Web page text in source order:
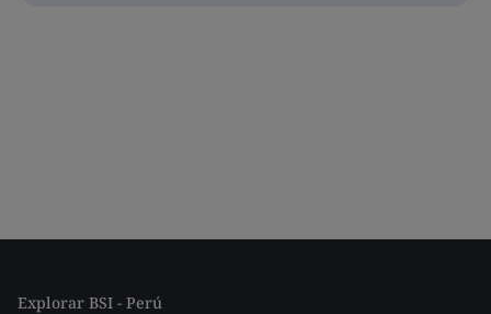
Explorar BSI - Perú